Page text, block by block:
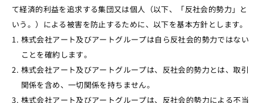
て経済的利益を追求する集団又は個人（以下、「反社会的勢力」と
いう。）による被害を防止するために、以下を基本方針とします。
株式会社アート及びアートグループは自ら反社会的勢力ではない
ことを確約します。
株式会社アート及びアートグループは、反社会的勢力とは、取引
関係を含め、一切関係を持ちません。
株式会社アート及びアートグループは、反社会的勢力による不当